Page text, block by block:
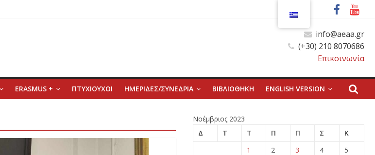
info@aeaa.gr
(+30) 210 8070686
Επικοινωνία
ERASMUS + ΠΤΥΧΙΟΥΧΟΙ ΗΜΕΡΙΔΕΣ/ΣΥΝΕΔΡΙΑ ΒΙΒΛΙΟΘΗΚΗ ENGLISH VERSION
Νοέμβριος 2023
Δ
Τ Τ Π Π Σ
Κ
1
2 3 4
5